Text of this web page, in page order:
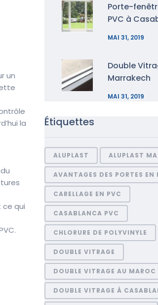
un
la
ce qui
Porte-
PVC à
MAI 31, 2019
Double
Marrakech
MAI 31, 2019
Étiquettes
ALUPLAST ALUPLAST
AVANTAGES DES PORTES EN
CARELLAGE EN PVC
CASABLANCA PVC
CHLORURE DE POLYVINYLE
DOUBLE VITRAGE
DOUBLE VITRAGE AU MAROC
DOUBLE VITRAGE À